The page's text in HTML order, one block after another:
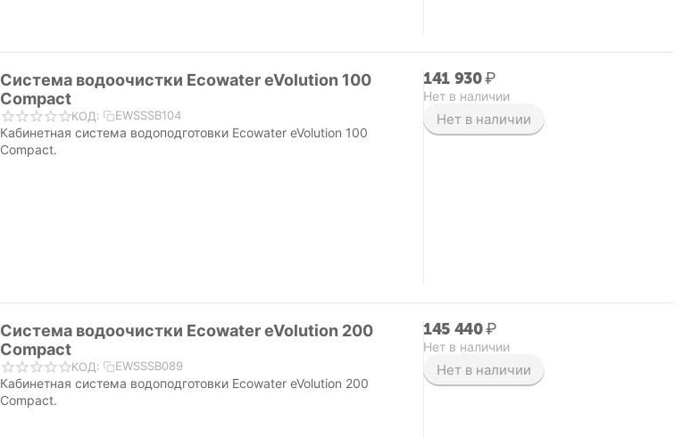
Система водоочистки Ecowater eVolution 100
Compact
КОД: EWSSSB104
Кабинетная система водоподготовки Ecowater eVolution 100
Compact.
141 930₽
Нет в наличии
Нет в наличии
Система водоочистки Ecowater eVolution 200
Compact
КОД: EWSSSB089
Кабинетная система водоподготовки Ecowater eVolution 200
Compact.
145 440₽
Нет в наличии
Нет в наличии